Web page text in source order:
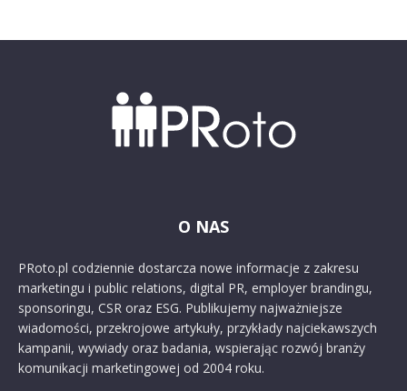
O NAS
PRoto.pl codziennie dostarcza nowe informacje z zakresu
marketingu i public relations, digital PR, employer brandingu,
sponsoringu, CSR oraz ESG. Publikujemy najważniejsze
wiadomości, przekrojowe artykuły, przykłady najciekawszych
kampanii, wywiady oraz badania, wspierając rozwój branży
komunikacji marketingowej od 2004 roku.